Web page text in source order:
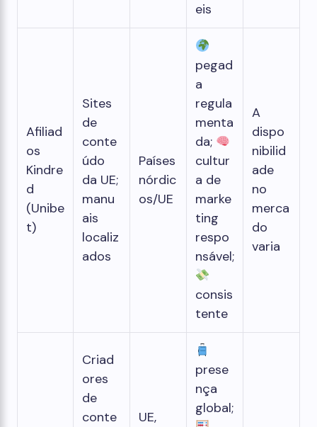
eis
Afiliad
os
Kindre
d
(Unibe
t)
Sites
de
conte
údo
da UE;
manu
ais
localiz
ados
Países
nórdic
os/UE
pegad
a
regula
menta
da;
cultur
a de
marke
ting
respo
nsável;
consis
tente
A
dispo
nibilid
ade
no
merca
do
varia
Criad
ores
de
conte
UE,
prese
nça
global;